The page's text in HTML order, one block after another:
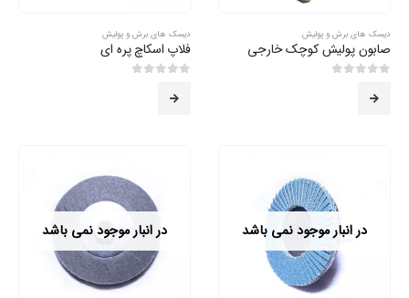
دیسک های برش و پولیش
صابون پولیش کوچک خارجی
دیسک های برش و پولیش
فلاپ اسکاچ پره ای
در انبار موجود نمی باشد در انبار موجود نمی باشد